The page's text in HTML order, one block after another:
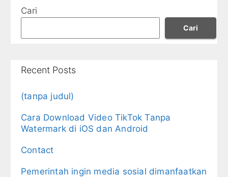
Cari
Cari
Recent Posts
(tanpa judul)
Cara Download Video TikTok Tanpa
Watermark di iOS dan Android
Contact
Pemerintah ingin media sosial dimanfaatkan